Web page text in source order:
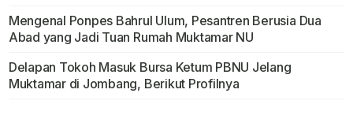
Mengenal Ponpes Bahrul Ulum, Pesantren Berusia Dua
Abad yang Jadi Tuan Rumah Muktamar NU
Delapan Tokoh Masuk Bursa Ketum PBNU Jelang
Muktamar di Jombang, Berikut Profilnya